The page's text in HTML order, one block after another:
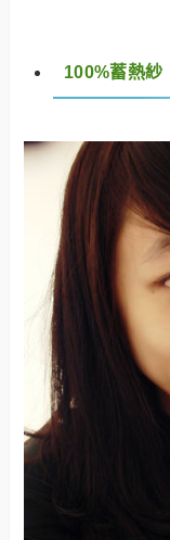
100%蓄熱紗